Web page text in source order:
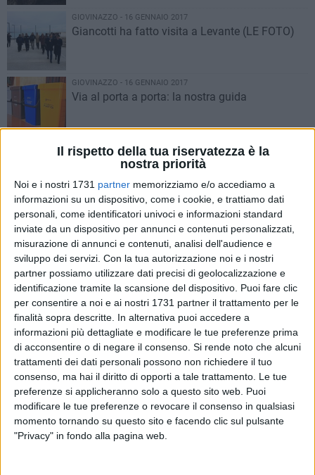
Il rispetto della tua riservatezza è la
nostra priorità
Noi e i nostri 1731 partner memorizziamo e/o accediamo a
informazioni su un dispositivo, come i cookie, e trattiamo dati
personali, come identificatori univoci e informazioni standard
inviate da un dispositivo per annunci e contenuti personalizzati,
misurazione di annunci e contenuti, analisi dell'audience e
sviluppo dei servizi. Con la tua autorizzazione noi e i nostri
partner possiamo utilizzare dati precisi di geolocalizzazione e
identificazione tramite la scansione del dispositivo. Puoi fare clic
per consentire a noi e ai nostri 1731 partner il trattamento per le
finalità sopra descritte. In alternativa puoi accedere a
informazioni più dettagliate e modificare le tue preferenze prima
di acconsentire o di negare il consenso. Si rende noto che alcuni
trattamenti dei dati personali possono non richiedere il tuo
consenso, ma hai il diritto di opporti a tale trattamento. Le tue
preferenze si applicheranno solo a questo sito web. Puoi
modificare le tue preferenze o revocare il consenso in qualsiasi
momento tornando su questo sito e facendo clic sul pulsante
"Privacy" in fondo alla pagina web.
GIOVINAZZO - 16 GENNAIO 2017
Giancotti ha fatto visita a Levante (LE FOTO)
GIOVINAZZO - 16 GENNAIO 2017
Via al porta a porta: la nostra guida
GIOVINAZZO - 16 GENNAIO 2017
"Le verità nascoste sulla Casa di Riposo": oggi
GIOVINAZZO - 16 GENNAIO 2017
Sant'Antonio Abate, la benedizione degli
animali spostata al 6 febbraio
GIOVINAZZO - 15 GENNAIO 2017
Depalma: «Col porta a porta lasceremo una
città migliore»
GIOVINAZZO - 15 GENNAIO 2017
Le suggestioni di "Moda in Festa" (LE FOTO)
GIOVINAZZO - 15 GENNAIO 2017
Il Comitato Feste fa gli auguri a Don Raffaele
Tatulli